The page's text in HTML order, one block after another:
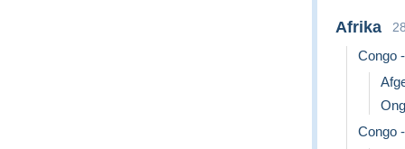
Afrika
Congo
Congo